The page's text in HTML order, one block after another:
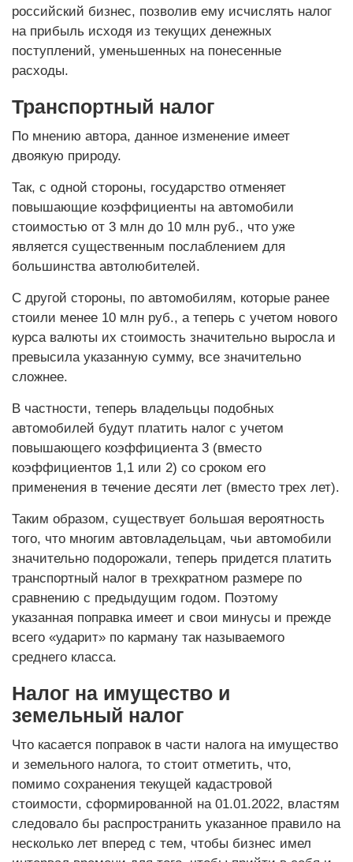
российский бизнес, позволив ему исчислять налог
на прибыль исходя из текущих денежных
поступлений, уменьшенных на понесенные
расходы.
Транспортный налог
По мнению автора, данное изменение имеет
двоякую природу.
Так, с одной стороны, государство отменяет
повышающие коэффициенты на автомобили
стоимостью от 3 млн до 10 млн руб., что уже
является существенным послаблением для
большинства автолюбителей.
С другой стороны, по автомобилям, которые ранее
стоили менее 10 млн руб., а теперь с учетом нового
курса валюты их стоимость значительно выросла и
превысила указанную сумму, все значительно
сложнее.
В частности, теперь владельцы подобных
автомобилей будут платить налог с учетом
повышающего коэффициента 3 (вместо
коэффициентов 1,1 или 2) со сроком его
применения в течение десяти лет (вместо трех лет).
Таким образом, существует большая вероятность
того, что многим автовладельцам, чьи автомобили
значительно подорожали, теперь придется платить
транспортный налог в трехкратном размере по
сравнению с предыдущим годом. Поэтому
указанная поправка имеет и свои минусы и прежде
всего «ударит» по карману так называемого
среднего класса.
Налог на имущество и
земельный налог
Что касается поправок в части налога на имущество
и земельного налога, то стоит отметить, что,
помимо сохранения текущей кадастровой
стоимости, сформированной на 01.01.2022, властям
следовало бы распространить указанное правило на
несколько лет вперед с тем, чтобы бизнес имел